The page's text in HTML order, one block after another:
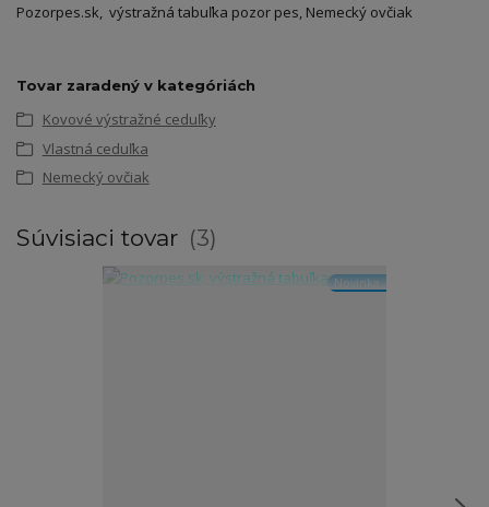
Pozorpes.sk, výstražná tabuľka pozor pes, Nemecký ovčiak
Tovar zaradený v kategóriách
Kovové výstražné ceduľky
Vlastná ceduľka
Nemecký ovčiak
Súvisiaci tovar 3
Novinka